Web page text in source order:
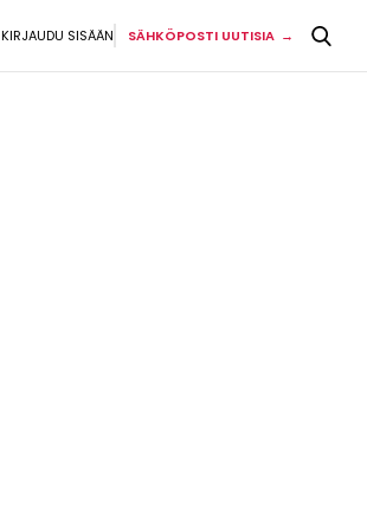
KIRJAUDU SISÄÄN SÄHKÖPOSTI UUTISIA